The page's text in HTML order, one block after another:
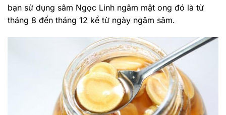
bạn sử dụng sâm Ngọc Linh ngâm mật ong đó là từ
tháng 8 đến tháng 12 kể từ ngày ngâm sâm.